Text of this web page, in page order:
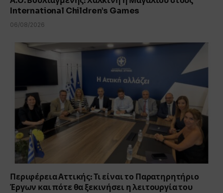
International Children’s Games
06/08/2026
Περιφέρεια Αττικής: Τι είναι το Παρατηρητήριο
Έργων και πότε θα ξεκινήσει η λειτουργία του